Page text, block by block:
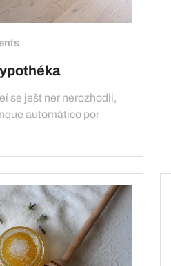
se ješt ner nerozhodli,
automático por